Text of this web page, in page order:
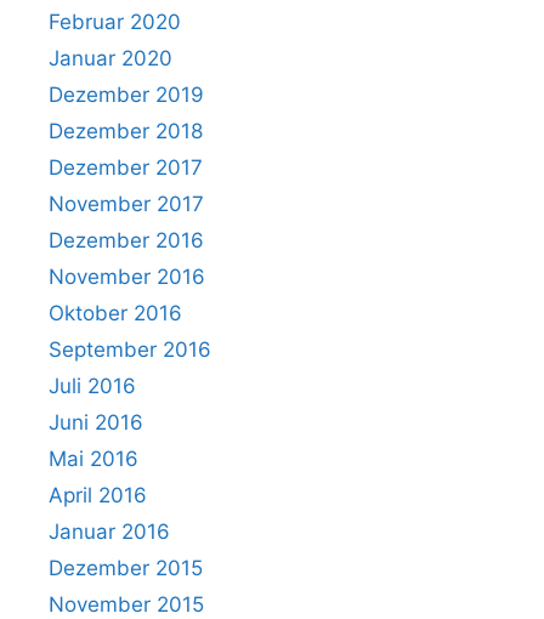
Februar 2020
Januar 2020
Dezember 2019
Dezember 2018
Dezember 2017
November 2017
Dezember 2016
November 2016
Oktober 2016
September 2016
Juli 2016
Juni 2016
Mai 2016
April 2016
Januar 2016
Dezember 2015
November 2015